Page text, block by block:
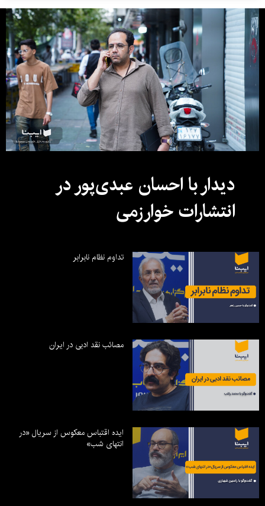
دیدار با احسان عبدی‌پور در
انتشارات خوارزمی
تداوم نظام نابرابر
مصائب نقد ادبی در ایران
ایده اقتباس معکوس از سریال «در
انتهای شب»